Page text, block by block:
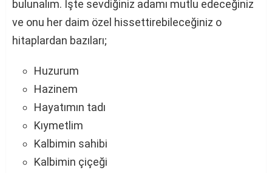
bulunalım. İşte sevdiğiniz adamı mutlu edeceğiniz
ve onu her daim özel hissettirebileceğiniz o
hitaplardan bazıları;
Huzurum
Hazinem
Hayatımın tadı
Kıymetlim
Kalbimin sahibi
Kalbimin çiçeği